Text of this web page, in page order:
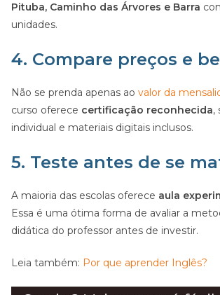
Pituba, Caminho das Árvores e Barra
unidades.
4. Compare preços e
Não se prenda apenas ao valor da
curso oferece certificação reconhecida,
individual e materiais digitais inclusos.
5. Teste antes de se
A maioria das escolas oferece aula
Essa é uma ótima forma de avaliar a
didática do professor antes de investir.
Leia também: Por que aprender Inglês?